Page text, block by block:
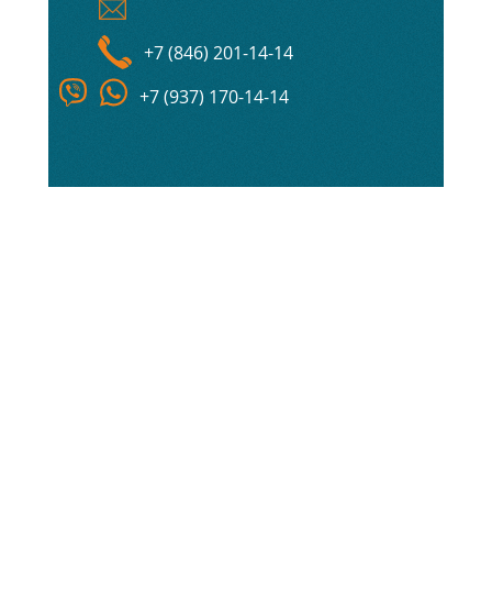
+7 (846) 201-14-14
+7 (937) 170-14-14